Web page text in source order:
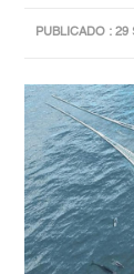
PUBLICADO : 29